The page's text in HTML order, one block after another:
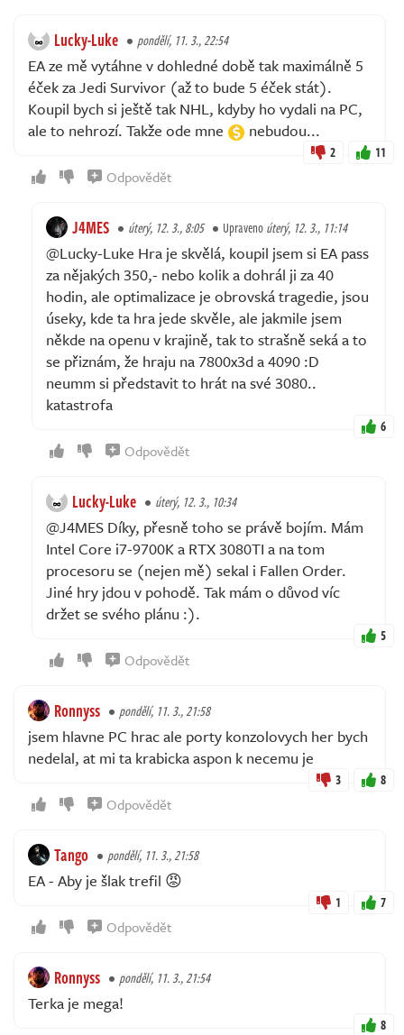
Lucky-Luke pondělí, 11. 3., 22:54
EA ze mě vytáhne v dohledné době tak maximálně 5
éček za Jedi Survivor (až to bude 5 éček stát).
Koupil bych si ještě tak NHL, kdyby ho vydali na PC,
ale to nehrozí. Takže ode mne
nebudou...
2 11
Odpovědět
J4MES úterý, 12. 3., 8:05 Upravenoúterý, 12. 3., 11:14
@Lucky-Luke Hra je skvělá, koupil jsem si EA pass
za nějakých 350,- nebo kolik a dohrál ji za 40
hodin, ale optimalizace je obrovská tragedie, jsou
úseky, kde ta hra jede skvěle, ale jakmile jsem
někde na openu v krajině, tak to strašně seká a to
se přiznám, že hraju na 7800x3d a 4090 :D
neumm si představit to hrát na své 3080..
katastrofa
6
Odpovědět
Lucky-Luke úterý, 12. 3., 10:34
@J4MES Díky, přesně toho se právě bojím. Mám
Intel Core i7-9700K a RTX 3080TI a na tom
procesoru se (nejen mě) sekal i Fallen Order.
Jiné hry jdou v pohodě. Tak mám o důvod víc
držet se svého plánu :).
5
Odpovědět
Ronnyss pondělí, 11. 3., 21:58
jsem hlavne PC hrac ale porty konzolovych her bych
nedelal, at mi ta krabicka aspon k necemu je
3 8
Odpovědět
Tango pondělí, 11. 3., 21:58
EA - Aby je šlak trefil 😡
1 7
Odpovědět
Ronnyss pondělí, 11. 3., 21:54
Terka je mega!
8